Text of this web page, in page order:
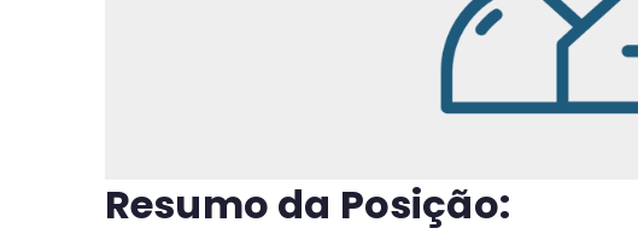
Resumo da Posição: